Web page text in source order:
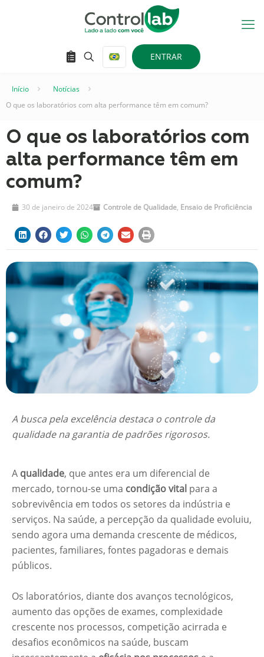
ENTRAR
Início Notícias
O que os laboratórios com alta performance têm em comum?
O que os laboratórios com
alta performance têm em
comum?
30 de janeiro de 2024 Controle de Qualidade, Ensaio de Proficiência
A busca pela excelência destaca o controle da
qualidade na garantia de padrões rigorosos.
A qualidade, que antes era um diferencial de
mercado, tornou-se uma condição vital para a
sobrevivência em todos os setores da indústria e
serviços. Na saúde, a percepção da qualidade evoluiu,
sendo agora uma demanda crescente de médicos,
pacientes, familiares, fontes pagadoras e demais
públicos.
Os laboratórios, diante dos avanços tecnológicos,
aumento das opções de exames, complexidade
crescente nos processos, competição acirrada e
desafios econômicos na saúde, buscam